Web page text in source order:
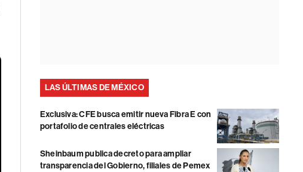
LAS ÚLTIMAS DE MÉXICO
Exclusiva: CFE busca emitir nueva Fibra E con
portafolio de centrales eléctricas
Sheinbaum publica decreto para ampliar
transparencia del Gobierno, filiales de Pemex